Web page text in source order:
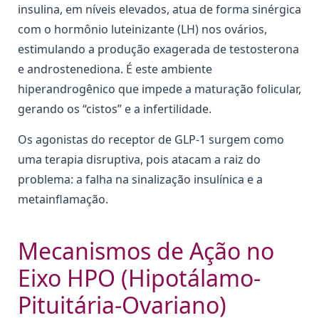
insulina, em níveis elevados, atua de forma sinérgica
com o hormônio luteinizante (LH) nos ovários,
estimulando a produção exagerada de testosterona
e androstenediona. É este ambiente
hiperandrogênico que impede a maturação folicular,
gerando os “cistos” e a infertilidade.
Os agonistas do receptor de GLP-1 surgem como
uma terapia disruptiva, pois atacam a raiz do
problema: a falha na sinalização insulínica e a
metainflamação.
Mecanismos de Ação no
Eixo HPO (Hipotálamo-
Pituitária-Ovariano)